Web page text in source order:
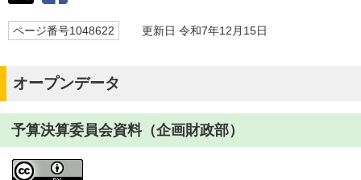
ページ番号1048622 更新日 令和7年12月15日
オープンデータ
予算決算委員会資料（企画財政部）